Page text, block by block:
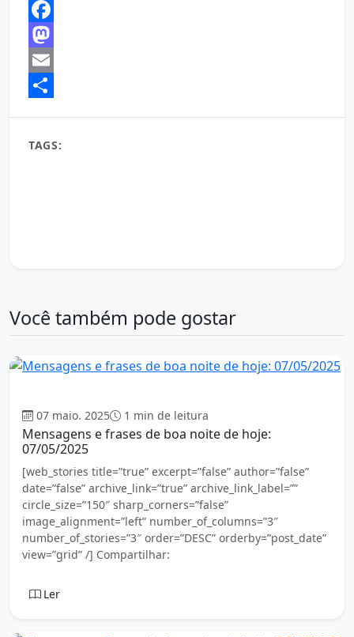
Facebook
Mastodon
Email
TAGS:
Você também pode gostar
07 maio. 2025 1 min de leitura
Mensagens e frases de boa noite de hoje:
07/05/2025
[web_stories title=”true” excerpt=”false” author=”false”
date=”false” archive_link=”true” archive_link_label=””
circle_size=”150″ sharp_corners=”false”
image_alignment=”left” number_of_columns=”3″
number_of_stories=”3″ order=”DESC” orderby=”post_date”
view=”grid” /] Compartilhar:
Ler